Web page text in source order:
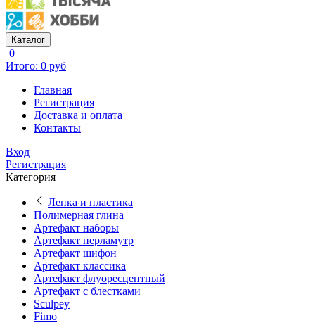
Каталог
0
Итого: 0 руб
Главная
Регистрация
Доставка и оплата
Контакты
Вход
Регистрация
Категория
Лепка и пластика
Полимерная глина
Артефакт наборы
Артефакт перламутр
Артефакт шифон
Артефакт классика
Артефакт флуоресцентный
Артефакт с блестками
Sculpey
Fimo